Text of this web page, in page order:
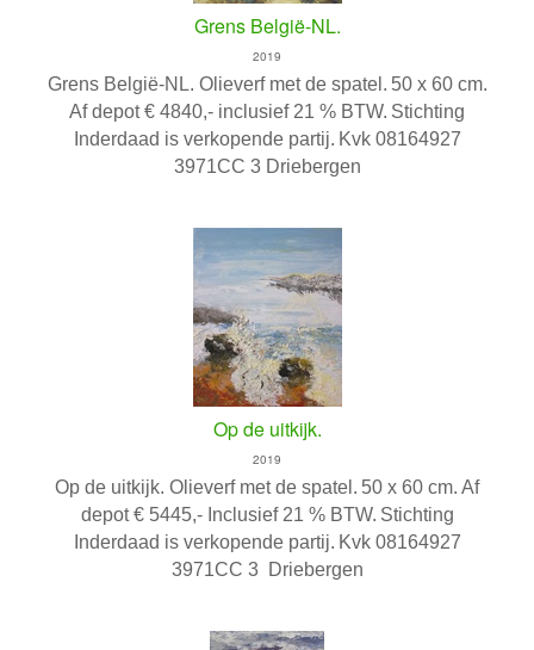
Grens België-NL.
2019
Grens België-NL. Olieverf met de spatel. 50 x 60 cm.
Af depot € 4840,- inclusief 21 % BTW. Stichting
Inderdaad is verkopende partij. Kvk 08164927
3971CC 3 Driebergen
Op de uitkijk.
2019
Op de uitkijk. Olieverf met de spatel. 50 x 60 cm. Af
depot € 5445,- Inclusief 21 % BTW. Stichting
Inderdaad is verkopende partij. Kvk 08164927
3971CC 3 Driebergen